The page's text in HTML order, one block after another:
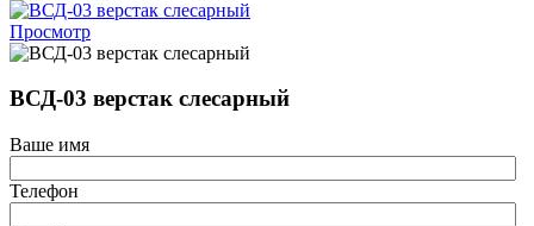
Просмотр
ВСД-03 верстак слесарный
Ваше имя
Телефон